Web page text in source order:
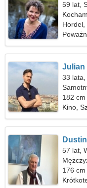
59 lat,
Hordel,
Julian
33 lata,
182
Kino,
Dustin
57 lat,
176